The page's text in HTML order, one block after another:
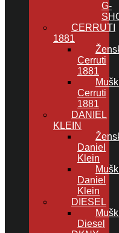
G-
CERRUTI
1881
Cerruti
1881
Cerruti
1881
DANIEL
KLEIN
Daniel
Klein
Daniel
Klein
DIESEL
Diesel